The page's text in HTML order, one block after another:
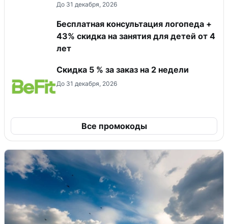
До 31 декабря, 2026
Бесплатная консультация логопеда +
43% скидка на занятия для детей от 4
лет
Скидка 5 % за заказ на 2 недели
До 31 декабря, 2026
Все промокоды